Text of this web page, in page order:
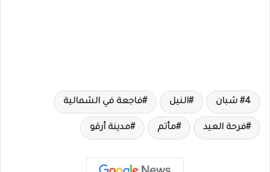
4 شبان النيل فاجعة في الشمالية
فرحة العيد مأتم مدينة أرقو